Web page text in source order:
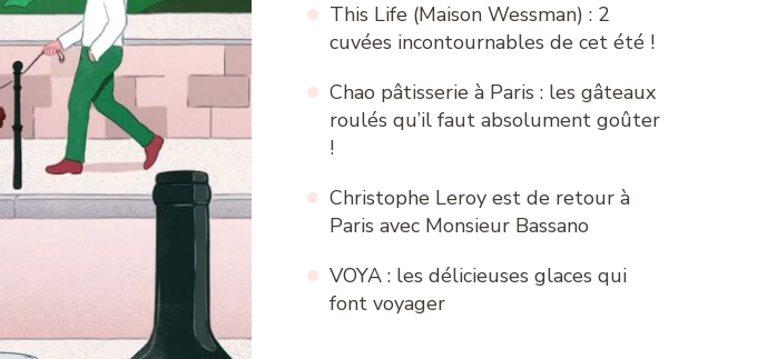
This Life (Maison Wessman) : 2
cuvées incontournables de cet été !
Chao pâtisserie à Paris : les gâteaux
roulés qu’il faut absolument goûter
!
Christophe Leroy est de retour à
Paris avec Monsieur Bassano
VOYA : les délicieuses glaces qui
font voyager